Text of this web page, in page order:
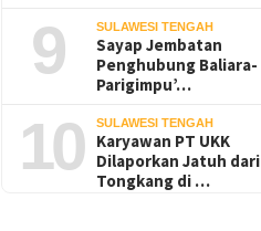
9 SULAWESI TENGAH
Sayap Jembatan
Penghubung Baliara-
Parigimpu’…
10 SULAWESI TENGAH
Karyawan PT UKK
Dilaporkan Jatuh dari
Tongkang di …